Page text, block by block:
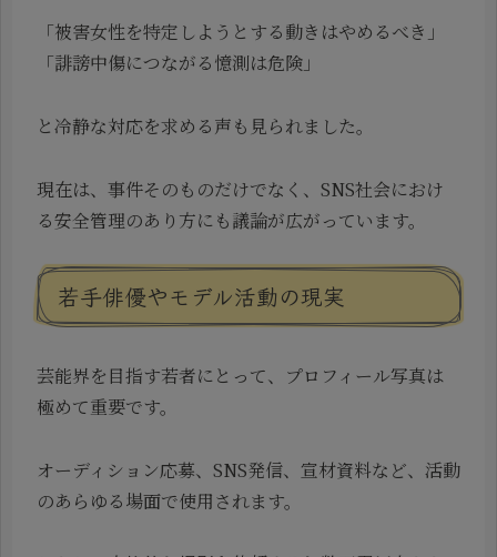
「被害女性を特定しようとする動きはやめるべき」
「誹謗中傷につながる憶測は危険」
と冷静な対応を求める声も見られました。
現在は、事件そのものだけでなく、SNS社会におけ
る安全管理のあり方にも議論が広がっています。
若手俳優やモデル活動の現実
芸能界を目指す若者にとって、プロフィール写真は
極めて重要です。
オーディション応募、SNS発信、宣材資料など、活動
のあらゆる場面で使用されます。